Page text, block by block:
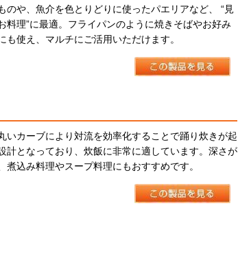
のや、魚介を色とりどりに使ったパエリアなど、 “見
料理”に最適。フライパンのように焼きそばやお好み
も使え、マルチにご活用いただけます。
いカーブにより対流を効率化することで踊り炊きが起
計となっており、炊飯に非常に適しています。深さが
煮込み料理やスープ料理にもおすすめです。